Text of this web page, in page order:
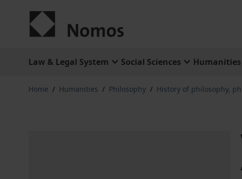
Law & Legal System Social Sciences Humanities
Home / Humanities / Philosophy / History of philosophy,